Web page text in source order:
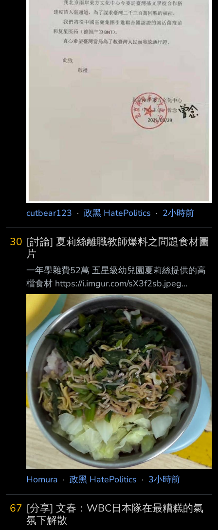
有傻逼被騙10億 笑死 --
cutbear123 · 政黑 HatePolitics · 2小時前
30 [討論] 夏莉絲離職教師爆料之問題食材圖
片
一年學雜費52萬 五星級幼兒園夏莉絲提供的高
檔食材 https://i.imgur.com/sX3f2sb.jpeg
https://i.imgur.com/2Z6bBs2.jpeg 離職老師對話
紀錄 https://i.imgur.com/9woLHx7.jpeg 因為教
過蔣萬安的兒子，所以跟市府的關係很好，對內
也都這樣恐嚇老師。 不愧是有我們萬安市長親
筆感謝函認證
https://i.imgur.com/NTEd6TA.jpeg 優質的五星
級幼兒園 你各位青鳥不要不長眼隨便亂檢舉蛤 -
- https:
Homura · 政黑 HatePolitics · 3小時前
67 [分享] 文春：WBC日本隊在最糟糕的氣
氛下解散